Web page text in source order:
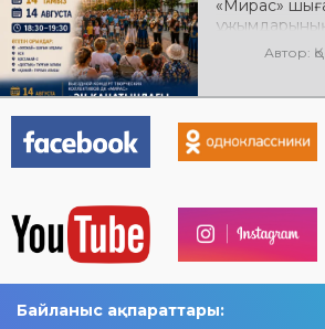
«Мирас»
Қостанай»
өтеді!
Автор:
Байланыс ақпараттары: